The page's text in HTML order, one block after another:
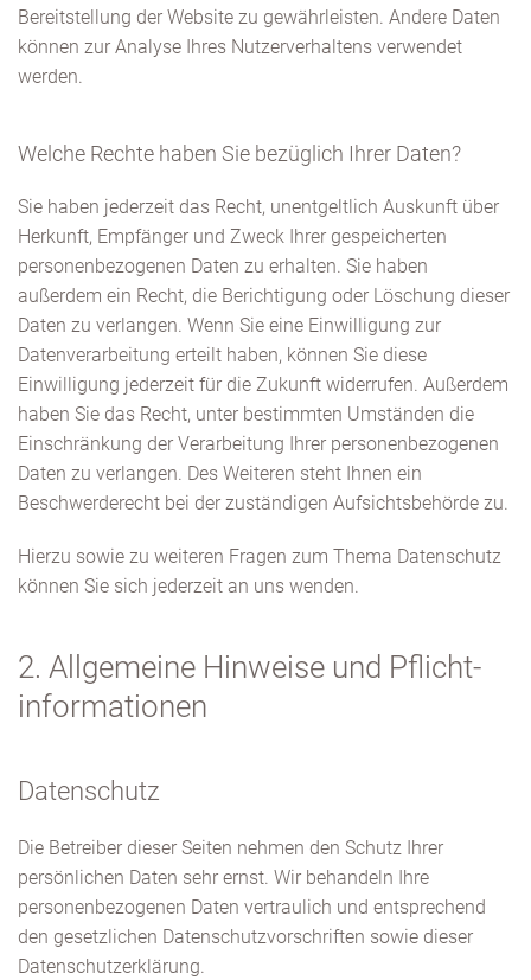
Bereitstellung der Website zu gewährleisten. Andere Daten
können zur Analyse Ihres Nutzerverhaltens verwendet
werden.
Welche Rechte haben Sie bezüglich Ihrer Daten?
Sie haben jederzeit das Recht, unentgeltlich Auskunft über
Herkunft, Empfänger und Zweck Ihrer gespeicherten
personenbezogenen Daten zu erhalten. Sie haben
außerdem ein Recht, die Berichtigung oder Löschung dieser
Daten zu verlangen. Wenn Sie eine Einwilligung zur
Datenverarbeitung erteilt haben, können Sie diese
Einwilligung jederzeit für die Zukunft widerrufen. Außerdem
haben Sie das Recht, unter bestimmten Umständen die
Einschränkung der Verarbeitung Ihrer personenbezogenen
Daten zu verlangen. Des Weiteren steht Ihnen ein
Beschwerderecht bei der zuständigen Aufsichtsbehörde zu.
Hierzu sowie zu weiteren Fragen zum Thema Datenschutz
können Sie sich jederzeit an uns wenden.
2. Allgemeine Hinweise und Pflicht­
informationen
Datenschutz
Die Betreiber dieser Seiten nehmen den Schutz Ihrer
persönlichen Daten sehr ernst. Wir behandeln Ihre
personenbezogenen Daten vertraulich und entsprechend
den gesetzlichen Datenschutzvorschriften sowie dieser
Datenschutzerklärung.